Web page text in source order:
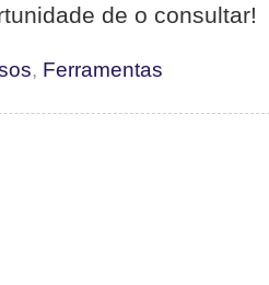
de o consultar!
, Ferramentas